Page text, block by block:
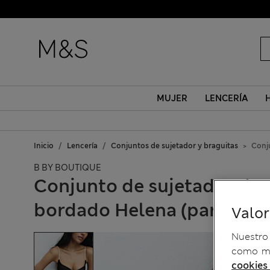
MUJER LENCERÍA
Inicio Lencería Conjuntos de sujetador y braguitas
B BY BOUTIQUE
Conjunto de sujetador de
bordado Helena (para
como